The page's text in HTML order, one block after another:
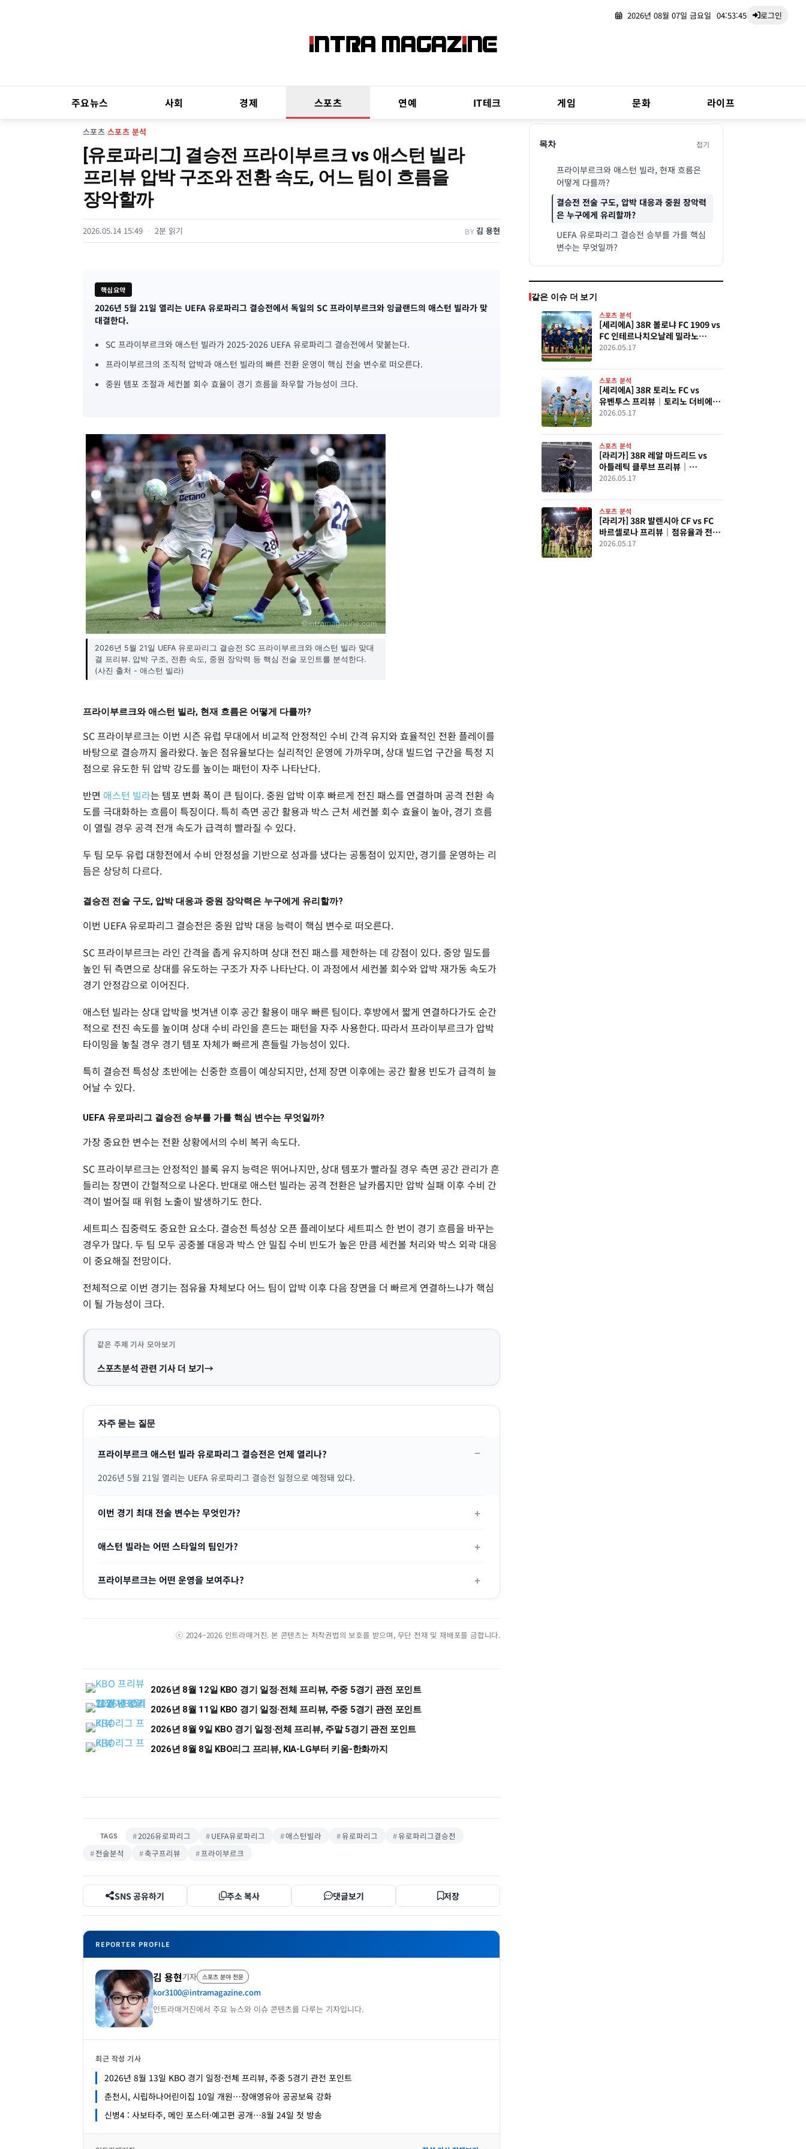
2026년 08월 07일 금요일 04:53:46 로그인
주요뉴스 사회 경제 스포츠 연예 IT테크 게임 문화 라이프
스포츠›스포츠 분석
[유로파리그] 결승전 프라이부르크 vs 애스턴 빌라
프리뷰 압박 구조와 전환 속도, 어느 팀이 흐름을
장악할까
2026.05.14 15:49 2분 읽기 BY 김 용현
핵심요약
기
심
2026년 5월 21일 열리는 UEFA 유로파리그 결승전에서 독일의 SC 프라이부르크와 잉글랜드의 애스턴 빌라가 맞
대결한다.
SC 프라이부르크와 애스턴 빌라가 2025-2026 UEFA 유로파리그 결승전에서 맞붙는다.
프라이부르크의 조직적 압박과 애스턴 빌라의 빠른 전환 운영이 핵심 전술 변수로 떠오른다.
중원 템포 조절과 세컨볼 회수 효율이 경기 흐름을 좌우할 가능성이 크다.
2026년 5월 21일 UEFA 유로파리그 결승전 SC 프라이부르크와 애스턴 빌라 맞대
결 프리뷰. 압박 구조, 전환 속도, 중원 장악력 등 핵심 전술 포인트를 분석한다.
(사진 출처 - 애스턴 빌라)
프라이부르크와 애스턴 빌라, 현재 흐름은 어떻게 다를까?
SC 프라이부르크는 이번 시즌 유럽 무대에서 비교적 안정적인 수비 간격 유지와 효율적인 전환 플레이를
바탕으로 결승까지 올라왔다. 높은 점유율보다는 실리적인 운영에 가까우며, 상대 빌드업 구간을 특정 지
점으로 유도한 뒤 압박 강도를 높이는 패턴이 자주 나타난다.
반면 애스턴 빌라는 템포 변화 폭이 큰 팀이다. 중원 압박 이후 빠르게 전진 패스를 연결하며 공격 전환 속
도를 극대화하는 흐름이 특징이다. 특히 측면 공간 활용과 박스 근처 세컨볼 회수 효율이 높아, 경기 흐름
이 열릴 경우 공격 전개 속도가 급격히 빨라질 수 있다.
두 팀 모두 유럽 대항전에서 수비 안정성을 기반으로 성과를 냈다는 공통점이 있지만, 경기를 운영하는 리
듬은 상당히 다르다.
결승전 전술 구도, 압박 대응과 중원 장악력은 누구에게 유리할까?
이번 UEFA 유로파리그 결승전은 중원 압박 대응 능력이 핵심 변수로 떠오른다.
SC 프라이부르크는 라인 간격을 좁게 유지하며 상대 전진 패스를 제한하는 데 강점이 있다. 중앙 밀도를
높인 뒤 측면으로 상대를 유도하는 구조가 자주 나타난다. 이 과정에서 세컨볼 회수와 압박 재가동 속도가
경기 안정감으로 이어진다.
애스턴 빌라는 상대 압박을 벗겨낸 이후 공간 활용이 매우 빠른 팀이다. 후방에서 짧게 연결하다가도 순간
적으로 전진 속도를 높이며 상대 수비 라인을 흔드는 패턴을 자주 사용한다. 따라서 프라이부르크가 압박
타이밍을 놓칠 경우 경기 템포 자체가 빠르게 흔들릴 가능성이 있다.
특히 결승전 특성상 초반에는 신중한 흐름이 예상되지만, 선제 장면 이후에는 공간 활용 빈도가 급격히 늘
어날 수 있다.
UEFA 유로파리그 결승전 승부를 가를 핵심 변수는 무엇일까?
가장 중요한 변수는 전환 상황에서의 수비 복귀 속도다.
SC 프라이부르크는 안정적인 블록 유지 능력은 뛰어나지만, 상대 템포가 빨라질 경우 측면 공간 관리가 흔
들리는 장면이 간헐적으로 나온다. 반대로 애스턴 빌라는 공격 전환은 날카롭지만 압박 실패 이후 수비 간
격이 벌어질 때 위험 노출이 발생하기도 한다.
세트피스 집중력도 중요한 요소다. 결승전 특성상 오픈 플레이보다 세트피스 한 번이 경기 흐름을 바꾸는
경우가 많다. 두 팀 모두 공중볼 대응과 박스 안 밀집 수비 빈도가 높은 만큼 세컨볼 처리와 박스 외곽 대응
이 중요해질 전망이다.
전체적으로 이번 경기는 점유율 자체보다 어느 팀이 압박 이후 다음 장면을 더 빠르게 연결하느냐가 핵심
이 될 가능성이 크다.
같은 주제 기사 모아보기
스포츠분석 관련 기사 더 보기
자주 묻는 질문
프라이부르크 애스턴 빌라 유로파리그 결승전은 언제 열리나?
2026년 5월 21일 열리는 UEFA 유로파리그 결승전 일정으로 예정돼 있다.
이번 경기 최대 전술 변수는 무엇인가?
애스턴 빌라는 어떤 스타일의 팀인가?
프라이부르크는 어떤 운영을 보여주나?
ⓒ 2024–2026 인트라매거진. 본 콘텐츠는 저작권법의 보호를 받으며, 무단 전재 및 재배포를 금합니다.
2026년 8월 12일 KBO 경기 일정·전체 프리뷰, 주중 5경기 관전 포인트
2026년 8월 11일 KBO 경기 일정·전체 프리뷰, 주중 5경기 관전 포인트
2026년 8월 9일 KBO 경기 일정·전체 프리뷰, 주말 5경기 관전 포인트
2026년 8월 8일 KBO리그 프리뷰, KIA-LG부터 키움-한화까지
TAGS 2026유로파리그 UEFA유로파리그 애스턴빌라 유로파리그
유로파리그결승전
전술분석
축구프리뷰 프라이부르크
SNS 공유하기 주소 복사 댓글보기 저장
REPORTER PROFILE
김 용현기자 스포츠 분야 전문
kor3100@intramagazine.com
인트라매거진에서 주요 뉴스와 이슈 콘텐츠를 다루는 기자입니다.
최근 작성 기사
2026년 8월 13일 KBO 경기 일정·전체 프리뷰, 주중 5경기 관전 포인트
춘천시, 시립하나어린이집 10일 개원…장애영유아 공공보육 강화
신병4 : 사보타주, 메인 포스터·예고편 공개…8월 24일 첫 방송
목차 접기
프라이부르크와 애스턴 빌라, 현재 흐름은
어떻게 다를까?
결승전 전술 구도, 압박 대응과 중원 장악력
은 누구에게 유리할까?
UEFA 유로파리그 결승전 승부를 가를 핵심
변수는 무엇일까?
같은 이슈 더 보기
스포츠 분석
[세리에A] 38R 볼로냐 FC 1909 vs
FC 인테르나치오날레 밀라노
프리뷰｜압박 강도와 전환 완성도가
2026.05.17
스포츠 분석
[세리에A] 38R 토리노 FC vs
유벤투스 프리뷰｜토리노 더비에서
드러날 압박 구조와 중원 장악력
2026.05.17
스포츠 분석
[라리가] 38R 레알 마드리드 vs
아틀레틱 클루브 프리뷰｜
최종전에서 드러날 점유율과 압박
2026.05.17
스포츠 분석
[라리가] 38R 발렌시아 CF vs FC
바르셀로나 프리뷰｜점유율과 전환
속도 충돌 속 최종전 변수는?
2026.05.17